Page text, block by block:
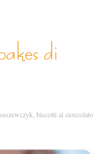
biscotti al cioccolato